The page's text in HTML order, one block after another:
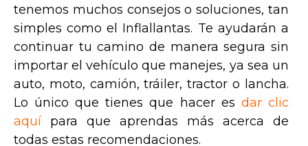
tenemos muchos consejos o soluciones, tan
simples como el Inflallantas. Te ayudarán a
continuar tu camino de manera segura sin
importar el vehículo que manejes, ya sea un
auto, moto, camión, tráiler, tractor o lancha.
Lo único que tienes que hacer es dar clic
aquí para que aprendas más acerca de
todas estas recomendaciones.